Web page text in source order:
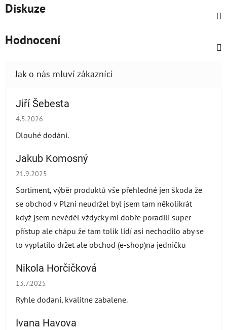
Diskuze
Hodnocení
Jiří Šebesta
Hodnocení obchodu je 2 z 5 hvězdiček.
4.5.2026
Dlouhé dodání.
Jakub Komosný
Hodnocení obchodu je 5 z 5 hvězdiček.
21.9.2025
Sortiment, výběr produktů vše přehledné jen škoda že
se obchod v Plzni neudržel byl jsem tam několikrát
když jsem nevěděl vždycky mi dobře poradili super
přístup ale chápu že tam tolik lidí asi nechodilo aby se
to vyplatilo držet ale obchod (e-shop)na jedničku
Nikola Horčičková
Hodnocení obchodu je 5 z 5 hvězdiček.
13.7.2025
Ryhle dodani, kvalitne zabalene.
Ivana Havova